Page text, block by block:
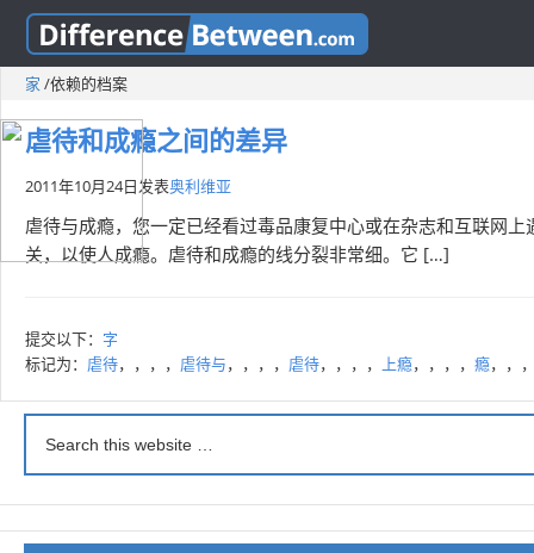
家 /依赖的档案
虐待和成瘾之间的差异
2011年10月24日发表奥利维亚
虐待与成瘾，您一定已经看过毒品康复中心或在杂志和互联网
关，以使人成瘾。虐待和成瘾的线分裂非常细。它 […]
提交以下： 字
标记为： 虐待，，，， 虐待与，，，， 虐待，，，， 上瘾，，，， 瘾，，